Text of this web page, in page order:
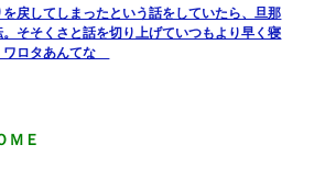
らぬ車。俺「もしもし、玄関にもシャッ
DOWNのボタン押してｗ」→ 待つこと１
う美女がいた。こんな完璧な容姿を持っ
だなぁ…と思ってた
戻してしまったという話をしていたら、旦那
そそくさと話を切り上げていつもより早く寝
ワロタあんてな
ＭＥ